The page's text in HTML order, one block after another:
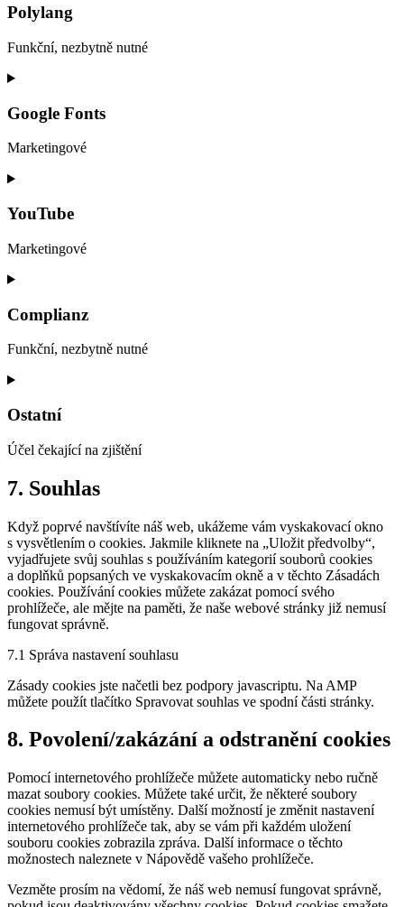
service
wordpress
Polylang
Funkční, nezbytně nutné
Consent
service
polylang
Google Fonts
Marketingové
Consent
service
fonts
YouTube
Marketingové
Consent
service
youtube
Complianz
Funkční, nezbytně nutné
Consent
service
Ostatní
Účel čekající na zjištění
Consent
to
ostatní
7. Souhlas
Když poprvé navštívíte náš web, ukážeme vám vyskakovací okno
s vysvětlením o cookies. Jakmile kliknete na „Uložit předvolby“,
vyjadřujete svůj souhlas s používáním kategorií souborů cookies
a doplňků popsaných ve vyskakovacím okně a v těchto Zásadách
cookies. Používání cookies můžete zakázat pomocí svého
prohlížeče, ale mějte na paměti, že naše webové stránky již nemusí
fungovat správně.
7.1 Správa nastavení souhlasu
Zásady cookies jste načetli bez podpory javascriptu. Na AMP
můžete použít tlačítko Spravovat souhlas ve spodní části stránky.
8. Povolení/zakázání a odstranění cookies
Pomocí internetového prohlížeče můžete automaticky nebo ručně
mazat soubory cookies. Můžete také určit, že některé soubory
cookies nemusí být umístěny. Další možností je změnit nastavení
internetového prohlížeče tak, aby se vám při každém uložení
souboru cookies zobrazila zpráva. Další informace o těchto
možnostech naleznete v Nápovědě vašeho prohlížeče.
Vezměte prosím na vědomí, že náš web nemusí fungovat správně,